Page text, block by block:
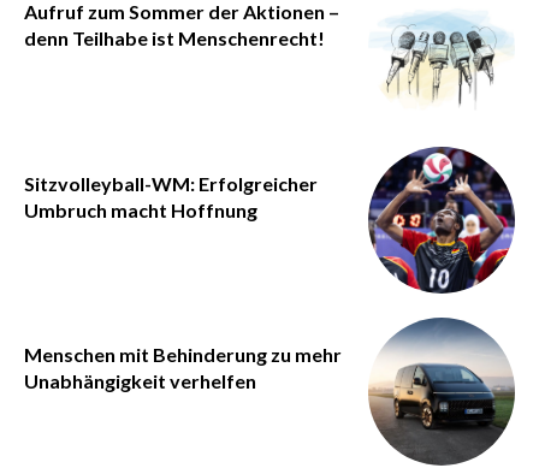
Aufruf zum Sommer der Aktionen –
denn Teilhabe ist Menschenrecht!
Sitzvolleyball-WM: Erfolgreicher
Umbruch macht Hoffnung
Menschen mit Behinderung zu mehr
Unabhängigkeit verhelfen